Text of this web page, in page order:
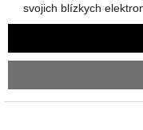
svojich blízkych